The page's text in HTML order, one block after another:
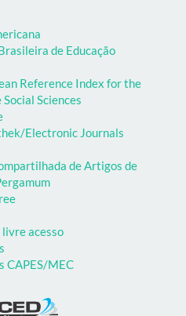
de Educação
Reference Index for the
Sciences
Electronic Journals
de Artigos de
livre acesso
CAPES/MEC